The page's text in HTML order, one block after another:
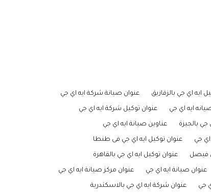
ايه اي جي بالزقازيق عنوان صيانة شركة ايه اي جي
ايه اي جي عنوان توكيل شركة ايه اي جي
جي بالجيزة عناوين صيانة ايه اي جي
اي جي عنوان توكيل ايه اي جي فى طنطا
فيصل عنوان توكيل ايه اي جي بالقاهرة
عنوان صيانة ايه اي جي عنوان مركز صيانة ايه اي جي
جي عنوان شركة ايه اي جي بالاسكندرية